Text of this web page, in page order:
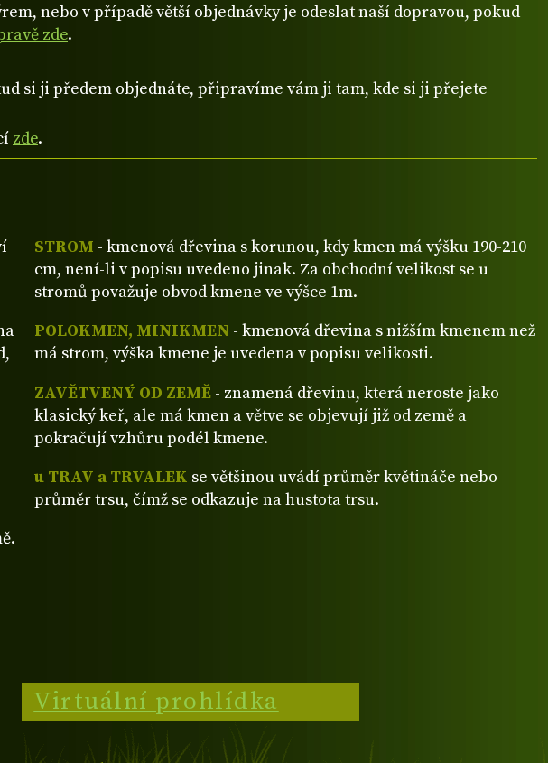
nebo v případě větší objednávky je odeslat naší dopravou, pokud
zde.
si ji předem objednáte, připravíme vám ji tam, kde si ji přejete
zde.
STROM - kmenová dřevina s korunou, kdy kmen má výšku 190-210
cm, není-li v popisu uvedeno jinak. Za obchodní velikost se u
stromů považuje obvod kmene ve výšce 1m.
POLOKMEN, MINIKMEN - kmenová dřevina s nižším kmenem než
má strom, výška kmene je uvedena v popisu velikosti.
ZAVĚTVENÝ OD ZEMĚ- znamená dřevinu, která neroste jako
klasický keř, ale má kmen a větve se objevují již od země a
pokračují vzhůru podél kmene.
u TRAV a TRVALEK se většinou uvádí průměr květináče nebo
průměr trsu, čímž se odkazuje na hustota trsu.
Virtuální prohlídka